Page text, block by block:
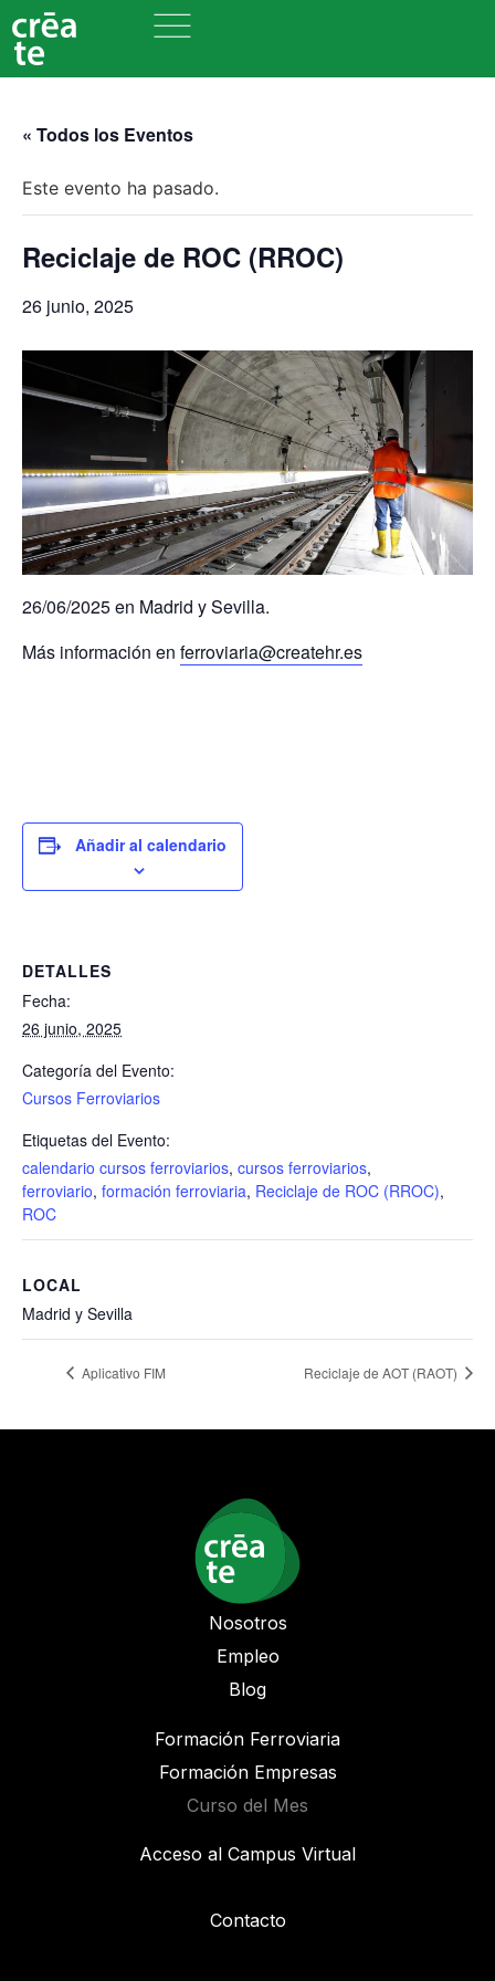
« Todos los Eventos
Este evento ha pasado.
Reciclaje de ROC (RROC)
26 junio, 2025
26/06/2025 en Madrid y Sevilla.
Más información en ferroviaria@createhr.es
Añadir al calendario
DETALLES
Fecha:
26 junio, 2025
Categoría del Evento:
Cursos Ferroviarios
Etiquetas del Evento:
calendario cursos ferroviarios, cursos ferroviarios,
ferroviario, formación ferroviaria, Reciclaje de ROC (RROC),
ROC
LOCAL
Madrid y Sevilla
Aplicativo FIM Reciclaje de AOT (RAOT)
Nosotros
Empleo
Blog
Formación Ferroviaria
Formación Empresas
Curso del Mes
Acceso al Campus Virtual
Contacto